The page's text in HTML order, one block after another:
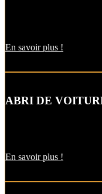
En savoir plus !
ABRI DE
En savoir plus !